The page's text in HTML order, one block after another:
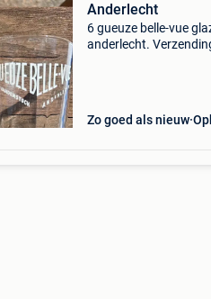
Anderlecht
6 gueuze belle-vue
anderlecht.
Zo goed als nieuw